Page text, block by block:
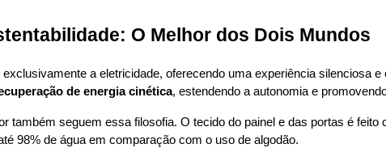
O Melhor dos Dois Mundos
a eletricidade, oferecendo uma experiência silenciosa
de energia cinética, estendendo a autonomia e
também seguem essa filosofia. O tecido do painel e das portas é feito
98% de água em comparação com o uso de algodão.